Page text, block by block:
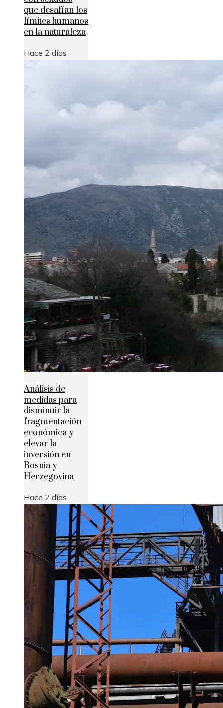
que desafían los
límites humanos
en la naturaleza
Hace 2 días
Análisis de
medidas para
disminuir la
fragmentación
económica y
elevar la
inversión en
Bosnia y
Herzegovina
Hace 2 días